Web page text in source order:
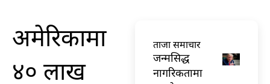
अमेरिकामा
४० लाख
ताजा समाचार
जन्मसिद्ध
नागरिकतामा